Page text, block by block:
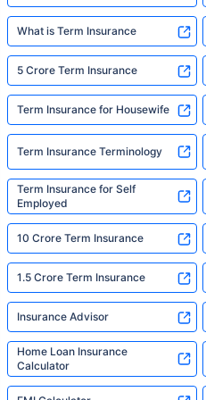
What is Term Insurance
5 Crore Term Insurance
Term Insurance for Housewife
Term Insurance Terminology
Term Insurance for Self
Employed
10 Crore Term Insurance
1.5 Crore Term Insurance
Insurance Advisor
Home Loan Insurance
Calculator